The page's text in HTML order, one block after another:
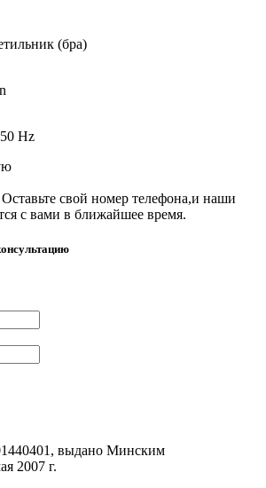
(бра)
Hz
свой номер телефона,и наши
с вами в ближайшее время.
выдано Минским
2007 г.